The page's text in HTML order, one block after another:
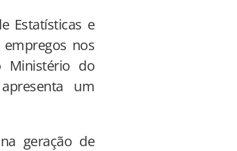
Estatísticas e
empregos nos
Ministério do
um
geração de